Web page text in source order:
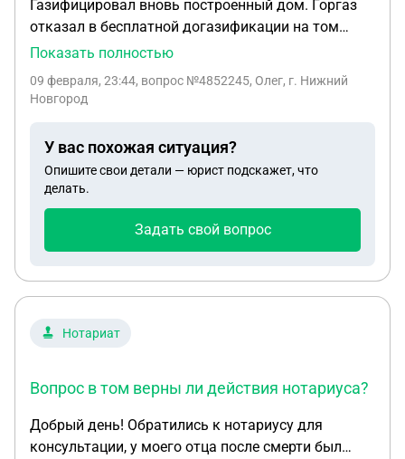
Газифицировал вновь построенный дом. Горгаз
отказал в бесплатной догазификации на том
основании, что по этому адресу был ранее газ.но
кадастрового учёта и построил на этом месте
техусловия 70000 р. Законен ли отказ Горгаза в
выдаче бесплатных техусловий?
Показать полностью
09 февраля, 23:44, вопрос №4852245, Олег, г. Нижний
Новгород
У вас похожая ситуация?
Опишите свои детали — юрист подскажет, что
делать.
Задать свой вопрос
Нотариат
Вопрос в том верны ли действия нотариуса?
Добрый день! Обратились к нотариусу для
консультации, у моего отца после смерти был